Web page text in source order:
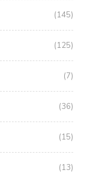
(145)
(125)
(7)
(36)
(15)
(13)